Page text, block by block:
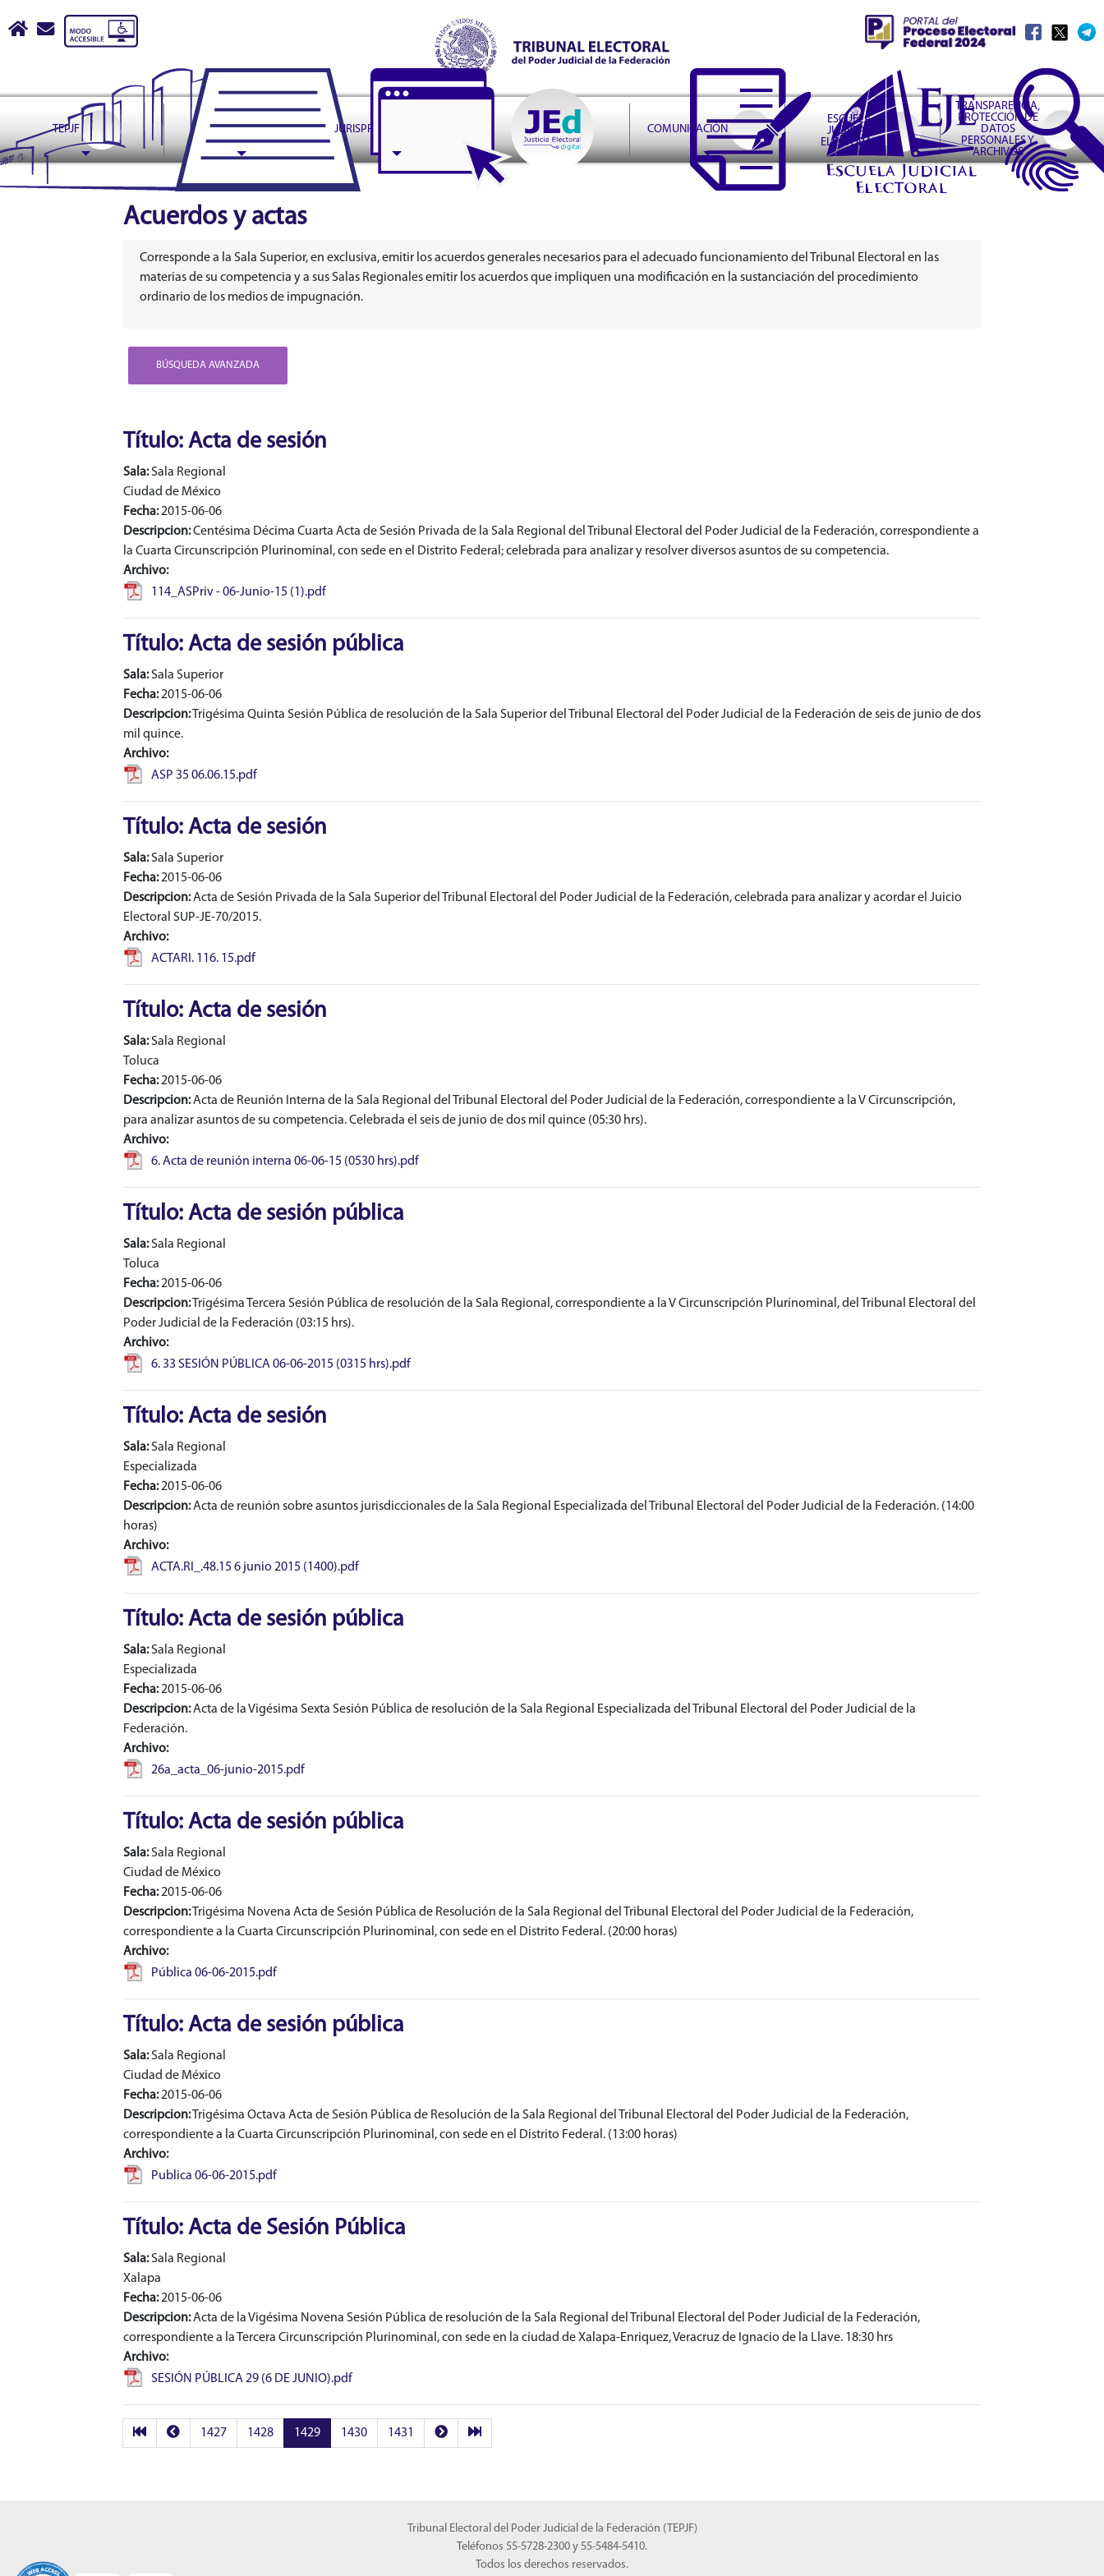
Tribunal Electoral del Poder Judicial de la Federación
Inicioescribir correo a contactoweb@te.gob.mx
TEPJF ASUNTOS JURISPRUDENCIA COMUNICACIÓN
ESCUELA
JUDICIAL
ELECTORAL
TRANSPARENCIA,
PROTECCIÓN DE
DATOS
PERSONALES Y
ARCHIVOS
Acuerdos y actas
Corresponde a la Sala Superior, en exclusiva, emitir los acuerdos generales necesarios para el adecuado funcionamiento del Tribunal Electoral en las
materias de su competencia y a sus Salas Regionales emitir los acuerdos que impliquen una modificación en la sustanciación del procedimiento
ordinario de los medios de impugnación.
BÚSQUEDA AVANZADA
Título: Acta de sesión
Sala:Sala Regional
Ciudad de México
Fecha:2015-06-06
Descripcion:Centésima Décima Cuarta Acta de Sesión Privada de la Sala Regional del Tribunal Electoral del Poder Judicial de la Federación, correspondiente a
la Cuarta Circunscripción Plurinominal, con sede en el Distrito Federal; celebrada para analizar y resolver diversos asuntos de su competencia.
Archivo:
114_ASPriv - 06-Junio-15 (1).pdf
Título: Acta de sesión pública
Sala:Sala Superior
Fecha:2015-06-06
Descripcion:Trigésima Quinta Sesión Pública de resolución de la Sala Superior del Tribunal Electoral del Poder Judicial de la Federación de seis de junio de dos
mil quince.
Archivo:
ASP 35 06.06.15.pdf
Título: Acta de sesión
Sala:Sala Superior
Fecha:2015-06-06
Descripcion:Acta de Sesión Privada de la Sala Superior del Tribunal Electoral del Poder Judicial de la Federación, celebrada para analizar y acordar el Juicio
Electoral SUP-JE-70/2015.
Archivo:
ACTARI. 116. 15.pdf
Título: Acta de sesión
Sala:Sala Regional
Toluca
Fecha:2015-06-06
Descripcion:Acta de Reunión Interna de la Sala Regional del Tribunal Electoral del Poder Judicial de la Federación, correspondiente a la V Circunscripción,
para analizar asuntos de su competencia. Celebrada el seis de junio de dos mil quince (05:30 hrs).
Archivo:
6. Acta de reunión interna 06-06-15 (0530 hrs).pdf
Título: Acta de sesión pública
Sala:Sala Regional
Toluca
Fecha:2015-06-06
Descripcion:Trigésima Tercera Sesión Pública de resolución de la Sala Regional, correspondiente a la V Circunscripción Plurinominal, del Tribunal Electoral del
Poder Judicial de la Federación (03:15 hrs).
Archivo:
6. 33 SESIÓN PÚBLICA 06-06-2015 (0315 hrs).pdf
Título: Acta de sesión
Sala:Sala Regional
Especializada
Fecha:2015-06-06
Descripcion:Acta de reunión sobre asuntos jurisdiccionales de la Sala Regional Especializada del Tribunal Electoral del Poder Judicial de la Federación. (14:00
horas)
Archivo:
ACTA.RI_.48.15 6 junio 2015 (1400).pdf
Título: Acta de sesión pública
Sala:Sala Regional
Especializada
Fecha:2015-06-06
Descripcion:Acta de la Vigésima Sexta Sesión Pública de resolución de la Sala Regional Especializada del Tribunal Electoral del Poder Judicial de la
Federación.
Archivo:
26a_acta_06-junio-2015.pdf
Título: Acta de sesión pública
Sala:Sala Regional
Ciudad de México
Fecha:2015-06-06
Descripcion:Trigésima Novena Acta de Sesión Pública de Resolución de la Sala Regional del Tribunal Electoral del Poder Judicial de la Federación,
correspondiente a la Cuarta Circunscripción Plurinominal, con sede en el Distrito Federal. (20:00 horas)
Archivo:
Pública 06-06-2015.pdf
Título: Acta de sesión pública
Sala:Sala Regional
Ciudad de México
Fecha:2015-06-06
Descripcion:Trigésima Octava Acta de Sesión Pública de Resolución de la Sala Regional del Tribunal Electoral del Poder Judicial de la Federación,
correspondiente a la Cuarta Circunscripción Plurinominal, con sede en el Distrito Federal. (13:00 horas)
Archivo:
Publica 06-06-2015.pdf
Título: Acta de Sesión Pública
Sala:Sala Regional
Xalapa
Fecha:2015-06-06
Descripcion:Acta de la Vigésima Novena Sesión Pública de resolución de la Sala Regional del Tribunal Electoral del Poder Judicial de la Federación,
correspondiente a la Tercera Circunscripción Plurinominal, con sede en la ciudad de Xalapa-Enriquez, Veracruz de Ignacio de la Llave. 18:30 hrs
Archivo:
SESIÓN PÚBLICA 29 (6 DE JUNIO).pdf
1427 1428 1429 1430 1431
Tribunal Electoral del Poder Judicial de la Federación (TEPJF)
Teléfonos 55-5728-2300 y 55-5484-5410.
Todos los derechos reservados.